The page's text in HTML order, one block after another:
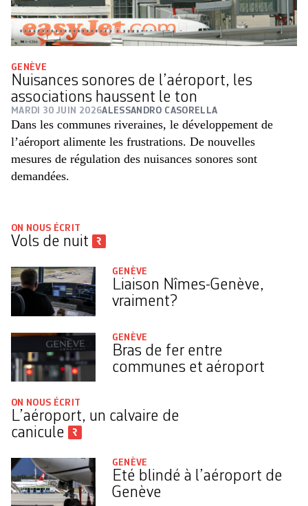
GENÈVE
Nuisances sonores de l’aéroport, les
associations haussent le ton
MARDI 30 JUIN 2026ALESSANDRO CASORELLA
Dans les communes riveraines, le développement de
l’aéroport alimente les frustrations. De nouvelles
mesures de régulation des nuisances sonores sont
demandées.
ON NOUS ÉCRIT
Vols de nuit
GENÈVE
Liaison Nîmes-Genève,
vraiment?
GENÈVE
Bras de fer entre
communes et aéroport
ON NOUS ÉCRIT
L’aéroport, un calvaire de
canicule
GENÈVE
Eté blindé à l’aéroport de
Genève